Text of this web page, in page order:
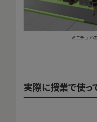
ミニチュア
実際に授業で使っ